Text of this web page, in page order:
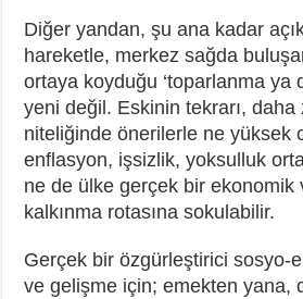
Diğer yandan, şu ana kadar
hareketle, merkez sağda
ortaya koyduğu ‘toparlanma ya
yeni değil. Eskinin tekrarı,
niteliğinde önerilerle ne yüksek
enflasyon, işsizlik, yoksulluk
ne de ülke gerçek bir ekonomik
kalkınma rotasına sokulabilir.
Gerçek bir özgürleştirici sosyo-
ve gelişme için; emekten yana,